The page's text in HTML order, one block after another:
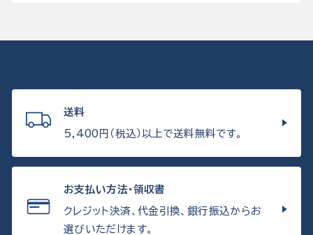
送料
5,400円（税込）以上で送料無料です。
お支払い方法・領収書
クレジット決済、代金引換、銀行振込からお
選びいただけます。